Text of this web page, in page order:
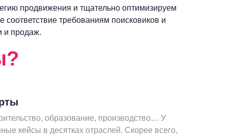
продвижения и тщательно оптимизируем
соответствие требованиям поисковиков и
и продаж.
образование, производство… У
кейсы в десятках отраслей. Скорее всего,